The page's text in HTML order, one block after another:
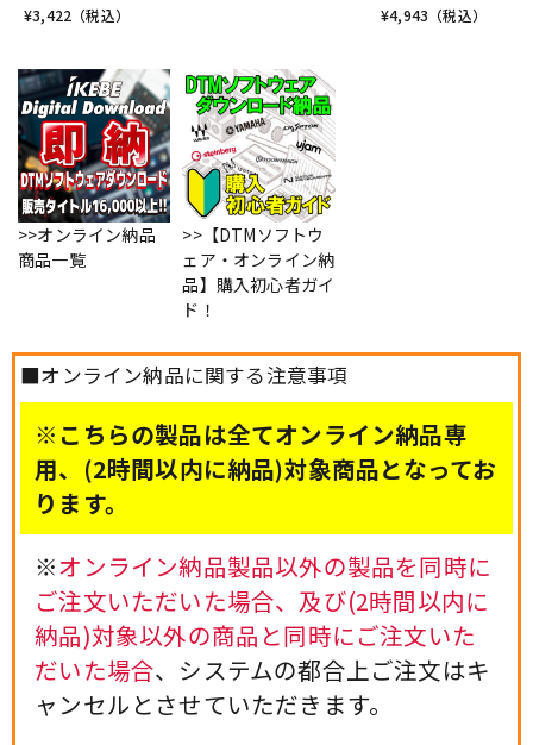
¥3,422 （税込）
¥4,943 （税込）
>>オンライン納品
商品一覧
>>【DTMソフトウ
ェア・オンライン納
品】購入初心者ガイ
ド！
■オンライン納品に関する注意事項
※こちらの製品は全てオンライン納品専
用、(2時間以内に納品)対象商品となってお
ります。
※オンライン納品製品以外の製品を同時に
ご注文いただいた場合、及び(2時間以内に
納品)対象以外の商品と同時にご注文いた
だいた場合、システムの都合上ご注文はキ
ャンセルとさせていただきます。